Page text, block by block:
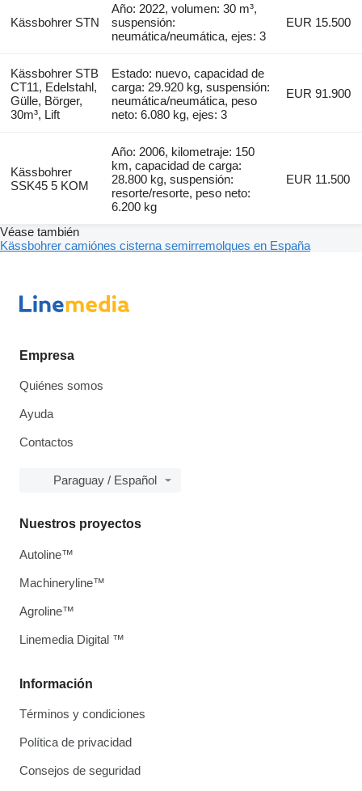
Kässbohrer STN
Año: 2022, volumen: 30 m³,
suspensión:
neumática/neumática, ejes: 3
EUR 15.500
Kässbohrer STB
CT11, Edelstahl,
Gülle, Börger,
30m³, Lift
Estado: nuevo, capacidad de
carga: 29.920 kg, suspensión:
neumática/neumática, peso
neto: 6.080 kg, ejes: 3
EUR 91.900
Kässbohrer
SSK45 5 KOM
Año: 2006, kilometraje: 150
km, capacidad de carga:
28.800 kg, suspensión:
resorte/resorte, peso neto:
6.200 kg
EUR 11.500
Véase también
Kässbohrer camiónes cisterna semirremolques en España
Empresa
Quiénes somos
Ayuda
Contactos
Paraguay / Español
Información
Términos y condiciones
Política de privacidad
Consejos de seguridad
Nuestros proyectos
Autoline™
Machineryline™
Agroline™
Linemedia Digital ™